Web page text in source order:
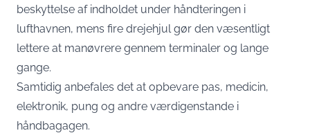
beskyttelse af indholdet under håndteringen i
lufthavnen, mens fire drejehjul gør den væsentligt
lettere at manøvrere gennem terminaler og lange
gange.
Samtidig anbefales det at opbevare pas, medicin,
elektronik, pung og andre værdigenstande i
håndbagagen.